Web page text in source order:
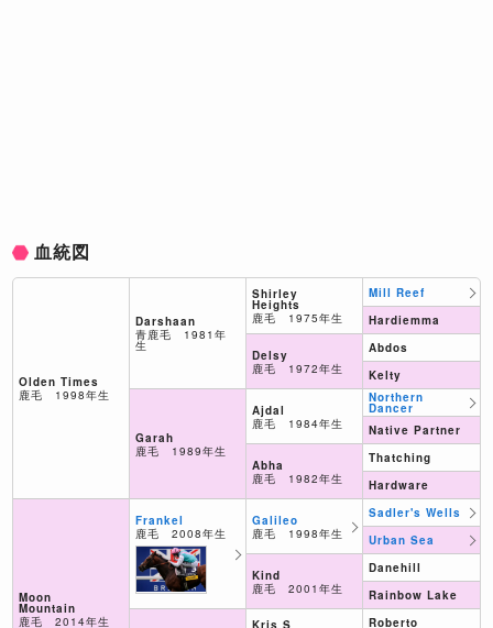
血統図
Olden Times
鹿毛 1998年生
Moon
Mountain
鹿毛 2014年生
Darshaan
青鹿毛 1981年
生
Garah
鹿毛 1989年生
Frankel
鹿毛 2008年生
Shirley
Heights
鹿毛 1975年生
Delsy
鹿毛 1972年生
Ajdal
鹿毛 1984年生
Abha
鹿毛 1982年生
Galileo
鹿毛 1998年生
Kind
鹿毛 2001年生
Kris S
Mill Reef
Hardiemma
Abdos
Kelty
Northern
Dancer
Native Partner
Thatching
Hardware
Sadler's Wells
Urban Sea
Danehill
Rainbow Lake
Roberto